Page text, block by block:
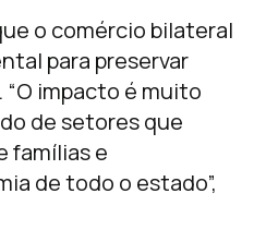
o comércio bilateral
para preservar
impacto é muito
de setores que
famílias e
de todo o estado”,